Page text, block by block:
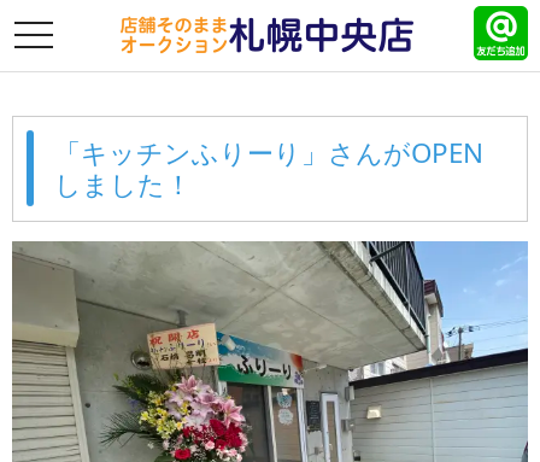
toggle
「キッチンふりーり」さんがOPEN
しました！